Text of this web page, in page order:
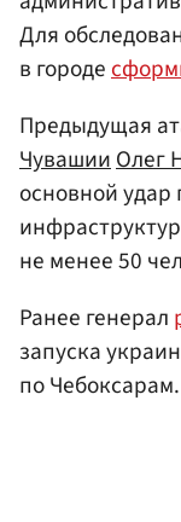
Для
в городе
Предыдущая
ЧувашииОлег
основной
не менее 50
Ранее генерал
запуска
по Чебоксарам.